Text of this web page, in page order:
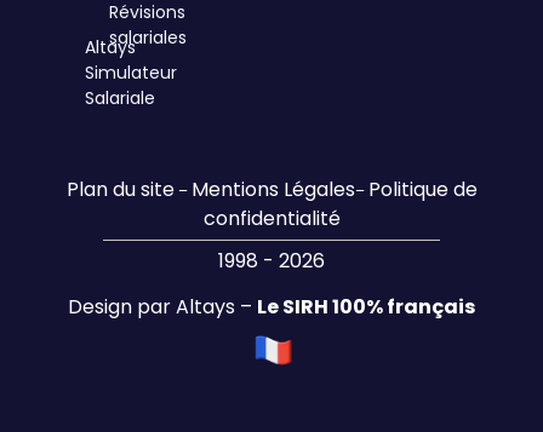
Altays
Simulateur
Salariale
Révisions
salariales
Plan du site– Mentions Légales– Politique de
confidentialité
1998 - 2026
Design par Altays – Le SIRH 100% français